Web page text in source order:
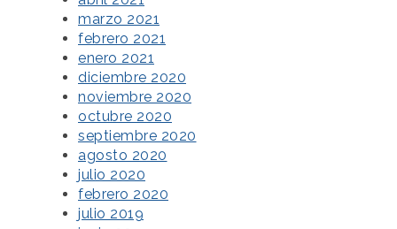
marzo 2021
febrero 2021
enero 2021
diciembre 2020
noviembre 2020
octubre 2020
septiembre 2020
agosto 2020
julio 2020
febrero 2020
julio 2019